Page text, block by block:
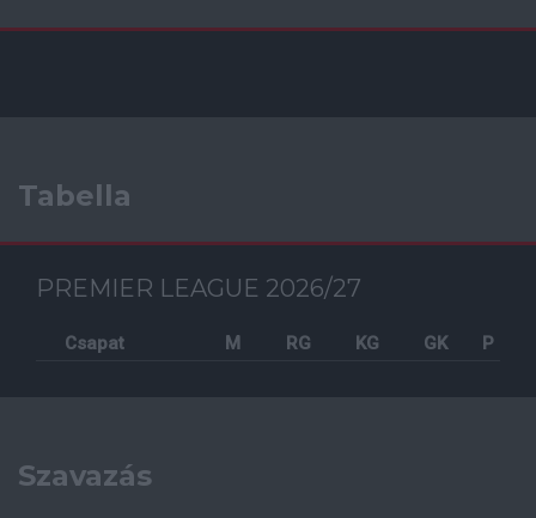
Tabella
PREMIER LEAGUE 2026/27
Csapat M RG KG GK P
Szavazás